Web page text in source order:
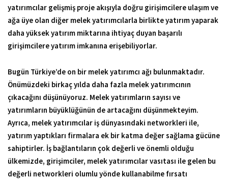
yatırımcılar gelişmiş proje akışıyla doğru girişimcilere ulaşım ve
ağa üye olan diğer melek yatırımcılarla birlikte yatırım yaparak
daha yüksek yatırım miktarına ihtiyaç duyan başarılı
girişimcilere yatırım imkanına erişebiliyorlar.
Bugün Türkiye’de on bir melek yatırımcı ağı bulunmaktadır.
Önümüzdeki birkaç yılda daha fazla melek yatırımcının
çıkacağını düşünüyoruz. Melek yatırımların sayısı ve
yatırımların büyüklüğünün de artacağını düşünmekteyim.
Ayrıca, melek yatırımcılar iş dünyasındaki networkleri ile,
yatırım yaptıkları firmalara ek bir katma değer sağlama gücüne
sahiptirler. İş bağlantıların çok değerli ve önemli olduğu
ülkemizde, girişimciler, melek yatırımcılar vasıtası ile gelen bu
değerli networkleri olumlu yönde kullanabilme fırsatı